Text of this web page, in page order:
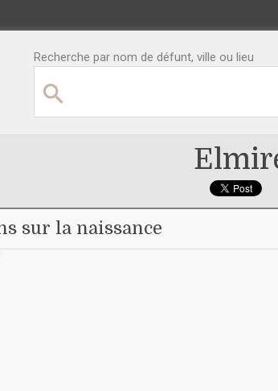
Recherche par nom de défunt, ville ou lieu
sur la naissance